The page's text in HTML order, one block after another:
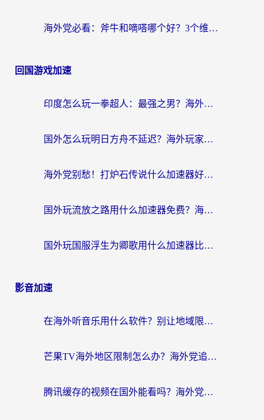
海外党必看：斧牛和嘀嗒哪个好？3个维度教你选对回国加速器
回国游戏加速
印度怎么玩一拳超人：最强之男？海外党国服游戏加速避坑指南
国外怎么玩明日方舟不延迟？海外玩家国服游戏加速终极指南（附DNF梦幻诛仙解决方案）
海外党别愁！打炉石传说什么加速器好用？3个实用技巧解决国服游戏卡顿
国外玩流放之路用什么加速器免费？海外党亲测有效的国服游戏加速指南
国外玩国服浮生为卿歌用什么加速器比较好？海外党亲测不踩坑指南
影音加速
在海外听音乐用什么软件？别让地域限制断了你的华语歌单
芒果TV海外地区限制怎么办？海外党追剧看片的实用加速器选择指南
腾讯缓存的视频在国外能看吗？海外党追剧看片的终极解决方案